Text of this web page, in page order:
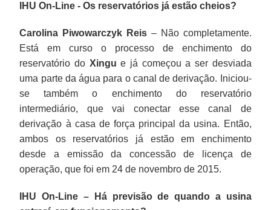
IHU On-Line - Os reservatórios já estão cheios?
Carolina Piwowarczyk Reis – Não completamente.
Está em curso o processo de enchimento do
reservatório do Xingu e já começou a ser desviada
uma parte da água para o canal de derivação. Iniciou-
se também o enchimento do reservatório
intermediário, que vai conectar esse canal de
derivação à casa de força principal da usina. Então,
ambos os reservatórios já estão em enchimento
desde a emissão da concessão de licença de
operação, que foi em 24 de novembro de 2015.
IHU On-Line – Há previsão de quando a usina